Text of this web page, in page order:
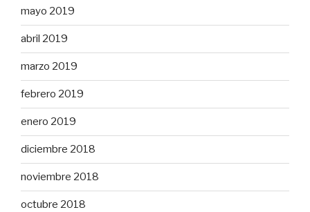
mayo 2019
abril 2019
marzo 2019
febrero 2019
enero 2019
diciembre 2018
noviembre 2018
octubre 2018